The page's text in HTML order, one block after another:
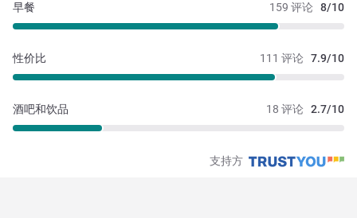
159 评论 8/10
早餐
111 评论 7.9/10
性价比
18 评论 2.7/10
酒吧和饮品
支持方